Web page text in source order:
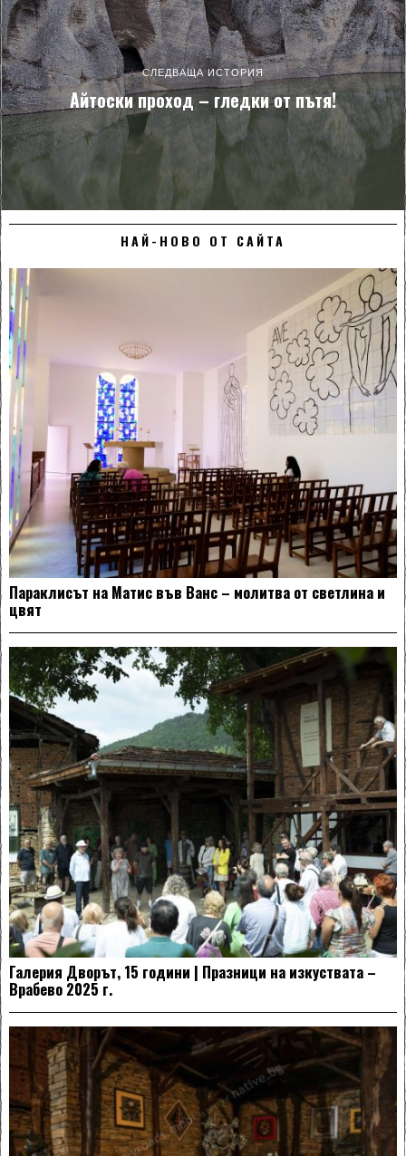
СЛЕДВАЩА ИСТОРИЯ
Айтоски проход – гледки от пътя!
НАЙ-НОВО ОТ САЙТА
Параклисът на Матис във Ванс – молитва от светлина и
цвят
Галерия Дворът, 15 години | Празници на изкуствата –
Врабево 2025 г.